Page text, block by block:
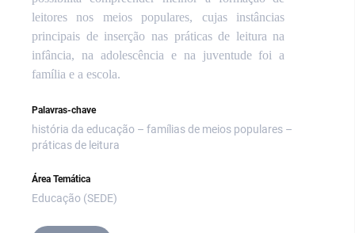
leitores nos meios populares, cujas instâncias
principais de inserção nas práticas de leitura na
infância, na adolescência e na juventude foi a
família e a escola.
Palavras-chave
história da educação – famílias de meios populares –
práticas de leitura
Área Temática
Educação (SEDE)